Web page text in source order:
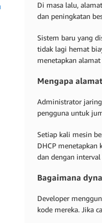
Di masa lalu,
dan peningkatan
Sistem baru yang
tidak lagi hemat
menetapkan
Mengapa
Administrator
pengguna untuk
Setiap kali mesin
DHCP menetapkan
dan dengan
Bagaimana
Developer
kode mereka. Jika